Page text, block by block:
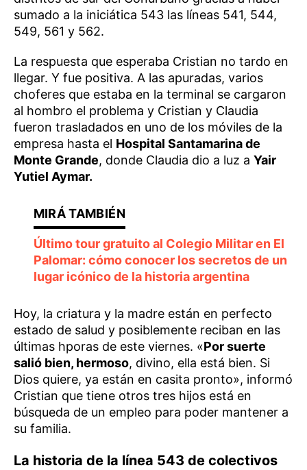
sumado a la iniciática 543 las líneas 541, 544,
549, 561 y 562.
La respuesta que esperaba Cristian no tardo en
llegar. Y fue positiva. A las apuradas, varios
choferes que estaba en la terminal se cargaron
al hombro el problema y Cristian y Claudia
fueron trasladados en uno de los móviles de la
empresa hasta el Hospital Santamarina de
Monte Grande, donde Claudia dio a luz a Yair
Yutiel Aymar.
Último tour gratuito al Colegio Militar en El
Palomar: cómo conocer los secretos de un
lugar icónico de la historia argentina
Hoy, la criatura y la madre están en perfecto
estado de salud y posiblemente reciban en las
últimas hporas de este viernes. «Por suerte
salió bien, hermoso, divino, ella está bien. Si
Dios quiere, ya están en casita pronto», informó
Cristian que tiene otros tres hijos está en
búsqueda de un empleo para poder mantener a
su familia.
La historia de la línea 543 de colectivos